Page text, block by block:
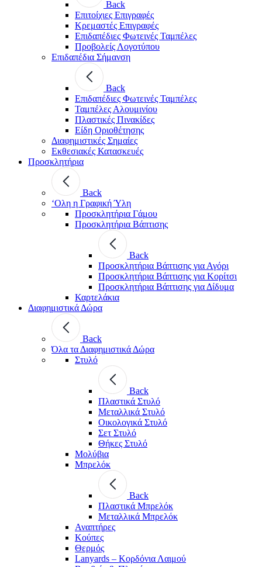
Back
Επιτοίχιες Επιγραφές
Κρεμαστές Επιγραφές
Επιδαπέδιες Φωτεινές Ταμπέλες
Προβολείς Λογοτύπου
Επιδαπέδια Σήμανση
Back
Επιδαπέδιες Φωτεινές Ταμπέλες
Ταμπέλες Αλουμινίου
Πλαστικές Πινακίδες
Είδη Οριοθέτησης
Διαφημιστικές Σημαίες
Εκθεσιακές Κατασκευές
Προσκλητήρια
Back
‘Ολη η Γραφική Ύλη
Προσκλητήρια Γάμου
Προσκλητήρια Βάπτισης
Back
Προσκλητήρια Βάπτισης για Αγόρι
Προσκλητήρια Βάπτισης για Κορίτσι
Προσκλητήρια Βάπτισης για Δίδυμα
Καρτελάκια
Διαφημιστικά Δώρα
Back
Όλα τα Διαφημιστικά Δώρα
Στυλό
Back
Πλαστικά Στυλό
Μεταλλικά Στυλό
Οικολογικά Στυλό
Σετ Στυλό
Θήκες Στυλό
Μολύβια
Μπρελόκ
Back
Πλαστικά Μπρελόκ
Μεταλλικά Μπρελόκ
Αναπτήρες
Κούπες
Θερμός
Lanyards – Kορδόνια Λαιμού